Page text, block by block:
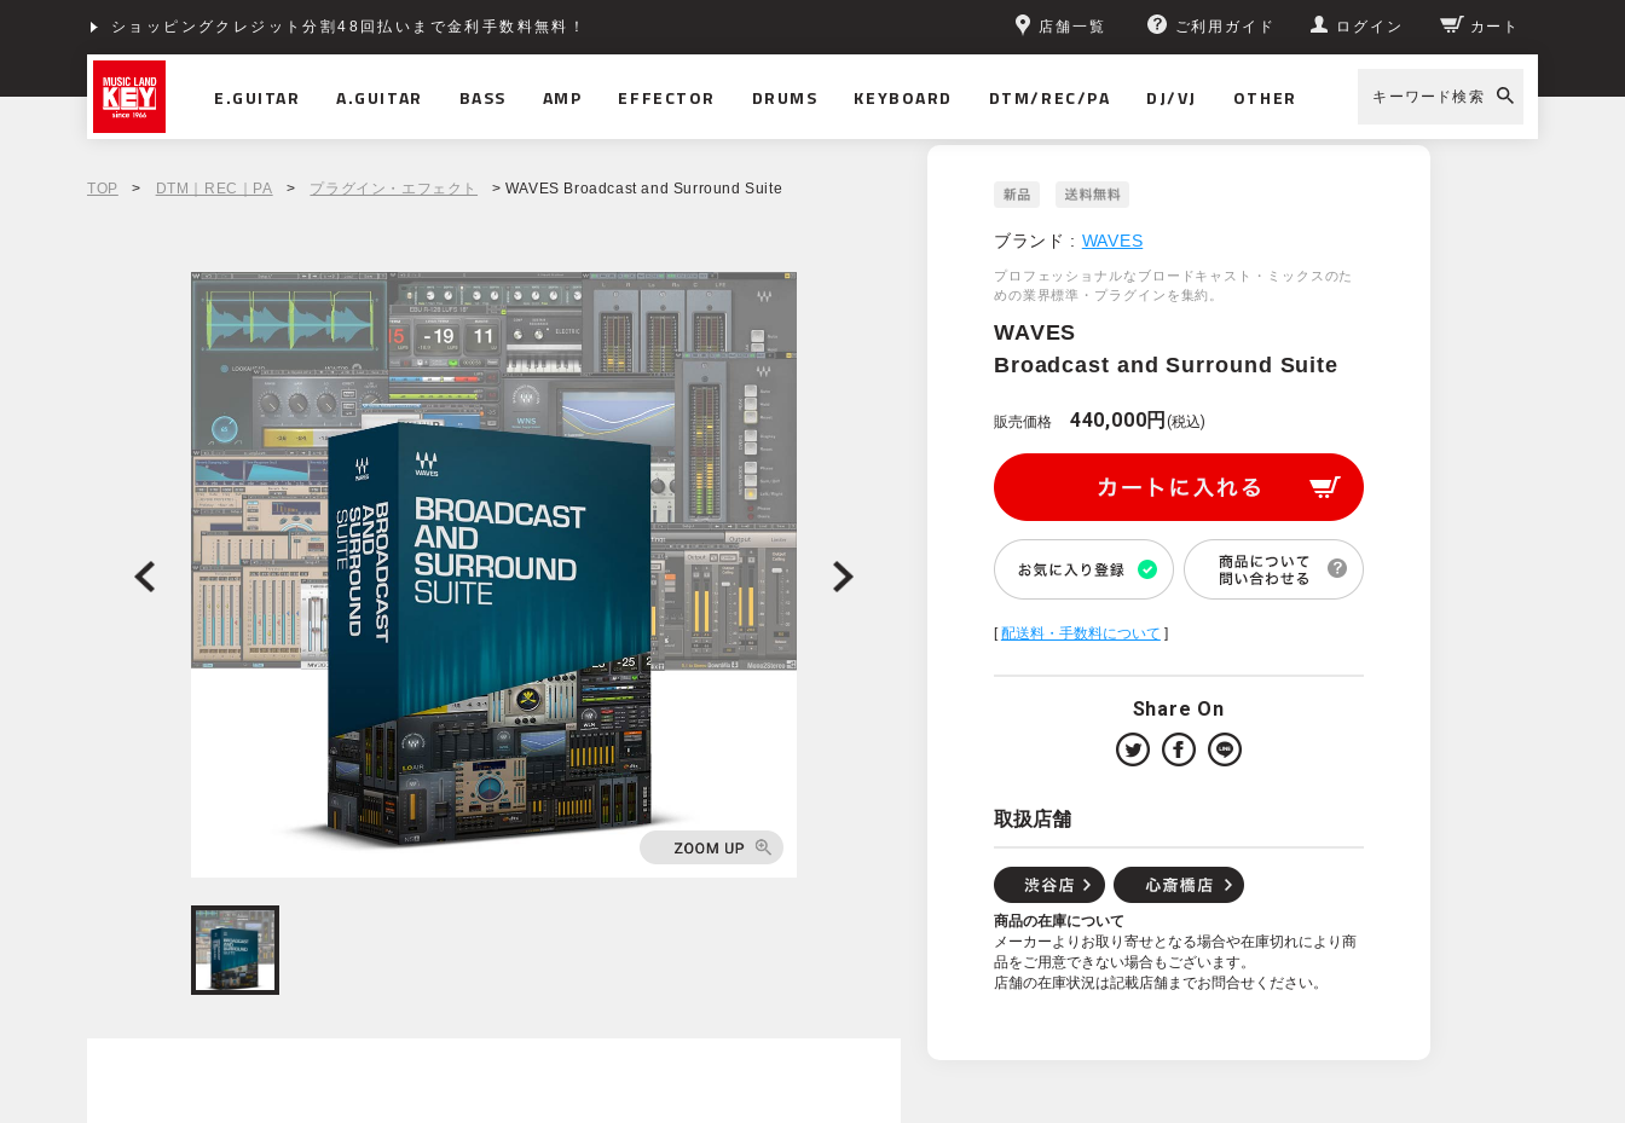
ショッピングクレジット分割48回払いまで金利手数料無料！ 店舗一覧 ご利用ガイド ログイン カート
E.GUITAR A.GUITAR BASS AMP EFFECTOR DRUMS KEYBOARD DTM/REC/PA DJ/VJ OTHER キーワード検索
TOP > DTM｜REC｜PA > プラグイン・エフェクト > WAVES Broadcast and Surround Suite
ブランド : WAVES
プロフェッショナルなブロードキャスト・ミックスのた
めの業界標準・プラグインを集約。
WAVES
Broadcast and Surround Suite
販売価格 440,000円(税込)
[配送料・手数料について ]
Share On
取扱店舗
商品の在庫について
メーカーよりお取り寄せとなる場合や在庫切れにより商
品をご用意できない場合もございます。
店舗の在庫状況は記載店舗までお問合せください。